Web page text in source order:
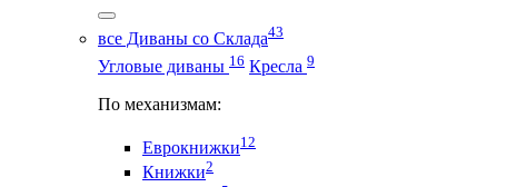
все Диваны со Склада43
Угловые диваны 16 Кресла 9
По механизмам:
Еврокнижки12
Книжки2